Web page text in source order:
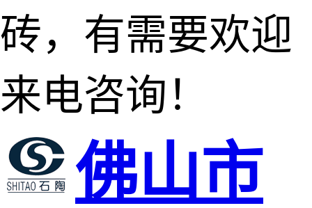
砖，有需要欢迎
来电咨询！
佛山市